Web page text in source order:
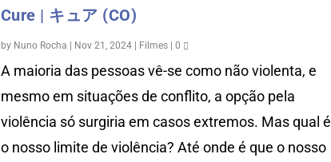
Cure | キュア (CO)
by Nuno Rocha Nov 21, 2024| Filmes| 0
A maioria das pessoas vê-se como não violenta, e
mesmo em situações de conflito, a opção pela
violência só surgiria em casos extremos. Mas qual é
o nosso limite de violência? Até onde é que o nosso